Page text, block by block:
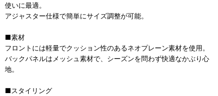
使いに最適。
アジャスター仕様で簡単にサイズ調整が可能。
■素材
フロントには軽量でクッション性のあるネオプレーン素材を使用。
バックパネルはメッシュ素材で、シーズンを問わず快適なかぶり心
地。
■スタイリング